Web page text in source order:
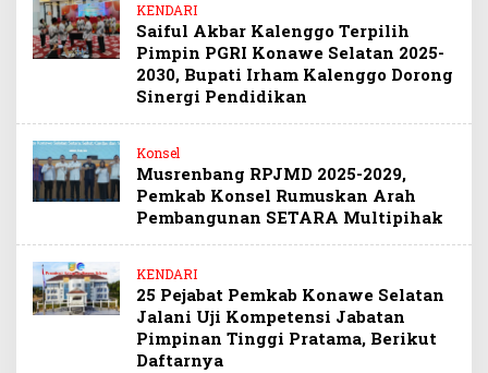
KENDARI
Saiful Akbar Kalenggo Terpilih
Pimpin PGRI Konawe Selatan 2025-
2030, Bupati Irham Kalenggo Dorong
Sinergi Pendidikan
Konsel
Musrenbang RPJMD 2025-2029,
Pemkab Konsel Rumuskan Arah
Pembangunan SETARA Multipihak
KENDARI
25 Pejabat Pemkab Konawe Selatan
Jalani Uji Kompetensi Jabatan
Pimpinan Tinggi Pratama, Berikut
Daftarnya